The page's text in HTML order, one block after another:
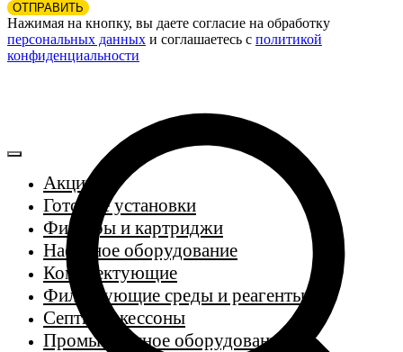
ОТПРАВИТЬ
Нажимая на кнопку, вы даете согласие на обработку
персональных данных и соглашаетесь c политикой
конфиденциальности
Акции
Готовые установки
Фильтры и картриджи
Насосное оборудование
Комплектующие
Фильтрующие среды и реагенты
Септики, кессоны
Промышленное оборудование